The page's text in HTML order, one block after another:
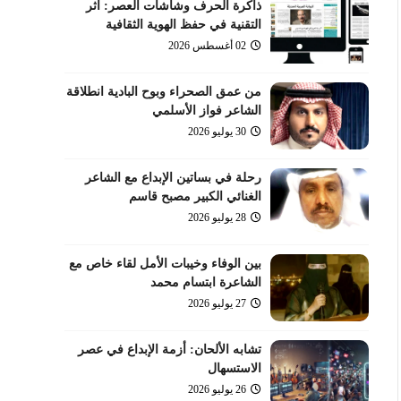
ذاكرة الحرف وشاشات العصر: أثر
التقنية في حفظ الهوية الثقافية
02 أغسطس 2026
من عمق الصحراء وبوح البادية انطلاقة
الشاعر فواز الأسلمي
30 يوليو 2026
رحلة في بساتين الإبداع مع الشاعر
الغنائي الكبير مصبح قاسم
28 يوليو 2026
بين الوفاء وخيبات الأمل لقاء خاص مع
الشاعرة ابتسام محمد
27 يوليو 2026
تشابه الألحان: أزمة الإبداع في عصر
الاستسهال
26 يوليو 2026